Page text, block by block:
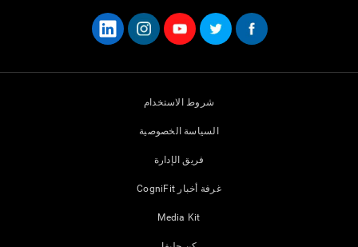
شروط الاستخدام
السياسة الخصوصية
فريق الإدارة
غرفة أخبار CogniFit
Media Kit